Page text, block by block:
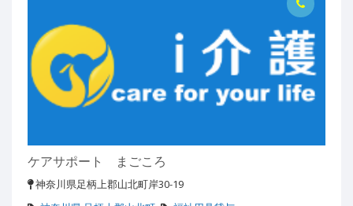
ケアサポート まごころ
神奈川県足柄上郡山北町岸30-19